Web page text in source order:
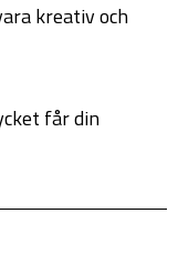
kreativ och
får din